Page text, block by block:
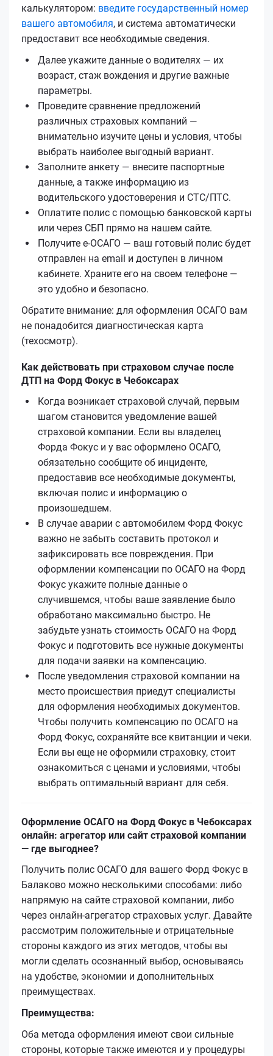
калькулятором: введите государственный номер
вашего автомобиля, и система автоматически
предоставит все необходимые сведения.
Далее укажите данные о водителях — их
возраст, стаж вождения и другие важные
параметры.
Проведите сравнение предложений
различных страховых компаний —
внимательно изучите цены и условия, чтобы
выбрать наиболее выгодный вариант.
Заполните анкету — внесите паспортные
данные, а также информацию из
водительского удостоверения и СТС/ПТС.
Оплатите полис с помощью банковской карты
или через СБП прямо на нашем сайте.
Получите е‑ОСАГО — ваш готовый полис будет
отправлен на email и доступен в личном
кабинете. Храните его на своем телефоне —
это удобно и безопасно.
Обратите внимание: для оформления ОСАГО вам
не понадобится диагностическая карта
(техосмотр).
Как действовать при страховом случае после
ДТП на Форд Фокус в Чебоксарах
Когда возникает страховой случай, первым
шагом становится уведомление вашей
страховой компании. Если вы владелец
Форда Фокус и у вас оформлено ОСАГО,
обязательно сообщите об инциденте,
предоставив все необходимые документы,
включая полис и информацию о
произошедшем.
В случае аварии с автомобилем Форд Фокус
важно не забыть составить протокол и
зафиксировать все повреждения. При
оформлении компенсации по ОСАГО на Форд
Фокус укажите полные данные о
случившемся, чтобы ваше заявление было
обработано максимально быстро. Не
забудьте узнать стоимость ОСАГО на Форд
Фокус и подготовить все нужные документы
для подачи заявки на компенсацию.
После уведомления страховой компании на
место происшествия приедут специалисты
для оформления необходимых документов.
Чтобы получить компенсацию по ОСАГО на
Форд Фокус, сохраняйте все квитанции и чеки.
Если вы еще не оформили страховку, стоит
ознакомиться с ценами и условиями, чтобы
выбрать оптимальный вариант для себя.
Оформление ОСАГО на Форд Фокус в Чебоксарах
онлайн: агрегатор или сайт страховой компании
— где выгоднее?
Получить полис ОСАГО для вашего Форд Фокус в
Балаково можно несколькими способами: либо
напрямую на сайте страховой компании, либо
через онлайн-агрегатор страховых услуг. Давайте
рассмотрим положительные и отрицательные
стороны каждого из этих методов, чтобы вы
могли сделать осознанный выбор, основываясь
на удобстве, экономии и дополнительных
преимуществах.
Преимущества:
Оба метода оформления имеют свои сильные
стороны, которые также имеются и у процедуры